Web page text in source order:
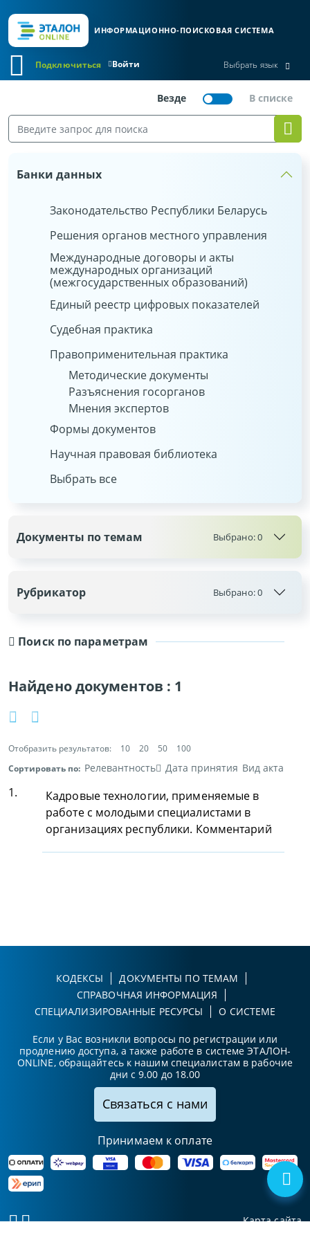
ИНФОРМАЦИОННО-ПОИСКОВАЯ СИСТЕМА
Войти
Подключиться Выбрать язык
Поиск по параметрам
Найдено документов : 1
Отобразить результатов: 10 20 50
100
Сортировать по: Релевантность Дата принятия Вид акта
1.
Кадровые технологии, применяемые в
работе с молодыми специалистами в
организациях республики. Комментарий
Банки данных
Законодательство Республики Беларусь
Решения органов местного управления
Международные договоры и акты
международных организаций
(межгосударственных образований)
Единый реестр цифровых показателей
Судебная практика
Правоприменительная практика
Методические документы
Разъяснения госорганов
Мнения экспертов
Формы документов
Научная правовая библиотека
Выбрать все
Документы по темам Выбрано:0
Рубрикатор Выбрано:0
КОДЕКСЫ
ДОКУМЕНТЫ ПО ТЕМАМ
СПРАВОЧНАЯ ИНФОРМАЦИЯ
СПЕЦИАЛИЗИРОВАННЫЕ РЕСУРСЫ
О СИСТЕМЕ
Если у Вас возникли вопросы по регистрации или
продлению доступа, а также работе в системе ЭТАЛОН-
ONLINE, обращайтесь к нашим специалистам в рабочие
дни с 9.00 до 18.00
Связаться с нами
Принимаем к оплате
Карта сайта